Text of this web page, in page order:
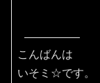
こんばんは
いそミ☆です。